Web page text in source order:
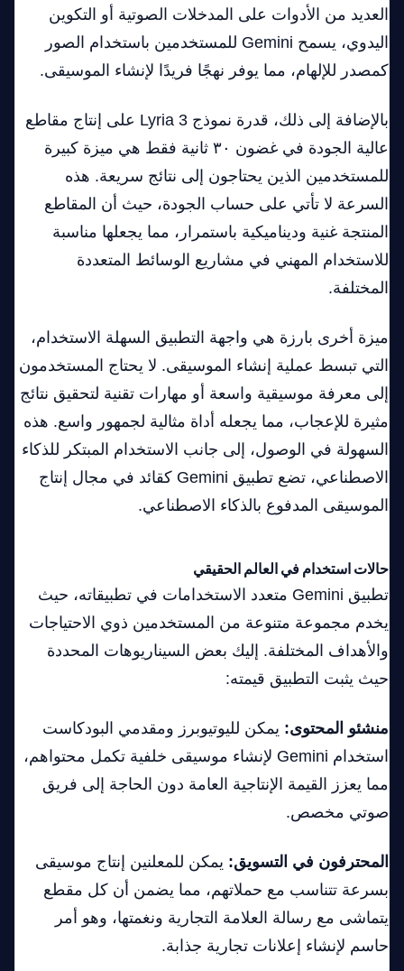
العديد من الأدوات على المدخلات الصوتية أو التكوين
اليدوي، يسمح Gemini للمستخدمين باستخدام الصور
كمصدر للإلهام، مما يوفر نهجًا فريدًا لإنشاء الموسيقى.
بالإضافة إلى ذلك، قدرة نموذج Lyria 3 على إنتاج مقاطع
عالية الجودة في غضون ٣٠ ثانية فقط هي ميزة كبيرة
للمستخدمين الذين يحتاجون إلى نتائج سريعة. هذه
السرعة لا تأتي على حساب الجودة، حيث أن المقاطع
المنتجة غنية وديناميكية باستمرار، مما يجعلها مناسبة
للاستخدام المهني في مشاريع الوسائط المتعددة
المختلفة.
ميزة أخرى بارزة هي واجهة التطبيق السهلة الاستخدام،
التي تبسط عملية إنشاء الموسيقى. لا يحتاج المستخدمون
إلى معرفة موسيقية واسعة أو مهارات تقنية لتحقيق نتائج
مثيرة للإعجاب، مما يجعله أداة مثالية لجمهور واسع. هذه
السهولة في الوصول، إلى جانب الاستخدام المبتكر للذكاء
الاصطناعي، تضع تطبيق Gemini كقائد في مجال إنتاج
الموسيقى المدفوع بالذكاء الاصطناعي.
حالات استخدام في العالم الحقيقي
تطبيق Gemini متعدد الاستخدامات في تطبيقاته، حيث
يخدم مجموعة متنوعة من المستخدمين ذوي الاحتياجات
والأهداف المختلفة. إليك بعض السيناريوهات المحددة
حيث يثبت التطبيق قيمته:
منشئو المحتوى: يمكن لليوتيوبرز ومقدمي البودكاست
استخدام Gemini لإنشاء موسيقى خلفية تكمل محتواهم،
مما يعزز القيمة الإنتاجية العامة دون الحاجة إلى فريق
صوتي مخصص.
المحترفون في التسويق: يمكن للمعلنين إنتاج موسيقى
بسرعة تتناسب مع حملاتهم، مما يضمن أن كل مقطع
يتماشى مع رسالة العلامة التجارية ونغمتها، وهو أمر
حاسم لإنشاء إعلانات تجارية جذابة.